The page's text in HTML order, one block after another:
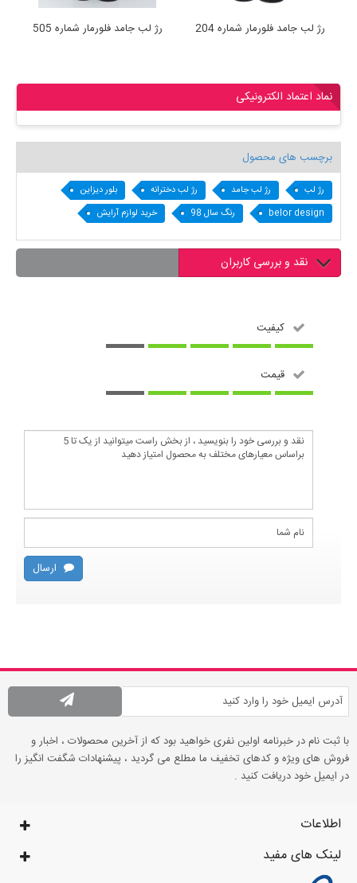
رژ لب جامد فلورمار شماره 505 رژ لب جامد فلورمار شماره 204
نماد اعتماد الکترونیکی
برچسب های محصول
رژ لب رژ لب جامد رژ لب دخترانه
بلور دیزاین
belor design
رنگ سال 98 خرید لوازم آرایش
نقد و بررسی کاربران
کیفیت
قیمت
ارسال
با ثبت نام در خبرنامه اولین نفری خواهید بود که از آخرین محصولات ، اخبار و
فروش های ویژه و کدهای تخفیف ما مطلع می گردید ، پیشنهادات شگفت انگیز را
در ایمیل خود دریافت کنید .
اطلاعات
لینک های مفید